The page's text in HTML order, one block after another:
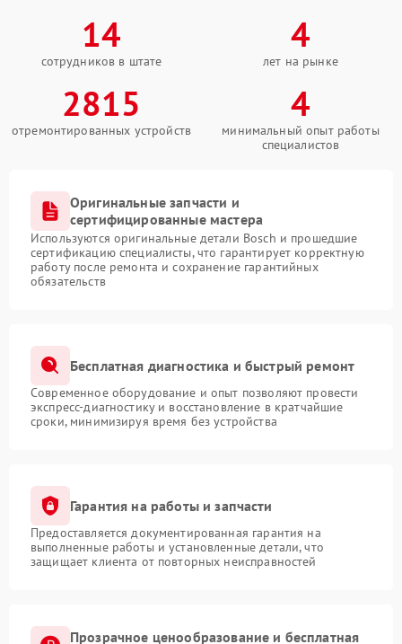
14
сотрудников в штате
4
лет на рынке
2815
отремонтированных устройств
4
минимальный опыт работы
специалистов
Оригинальные запчасти и
сертифицированные мастера
Используются оригинальные детали Bosch и прошедшие
сертификацию специалисты, что гарантирует корректную
работу после ремонта и сохранение гарантийных
обязательств
Бесплатная диагностика и быстрый ремонт
Современное оборудование и опыт позволяют провести
экспресс-диагностику и восстановление в кратчайшие
сроки, минимизируя время без устройства
Гарантия на работы и запчасти
Предоставляется документированная гарантия на
выполненные работы и установленные детали, что
защищает клиента от повторных неисправностей
Прозрачное ценообразование и бесплатная